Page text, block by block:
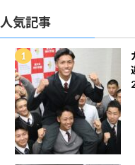
人気記事